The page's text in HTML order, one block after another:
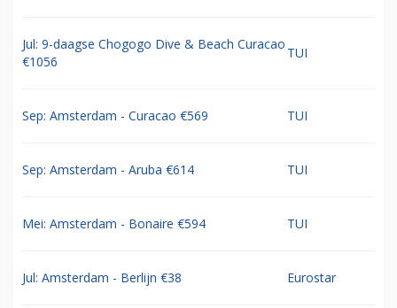
Jul: 9-daagse Chogogo Dive & Beach Curacao
€1056
TUI
Sep: Amsterdam - Curacao €569 TUI
Sep: Amsterdam - Aruba €614 TUI
Mei: Amsterdam - Bonaire €594 TUI
Jul: Amsterdam - Berlijn €38 Eurostar